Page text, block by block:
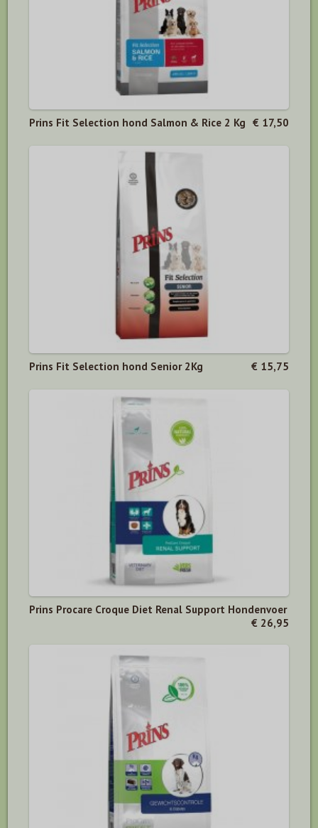
Prins Fit Selection hond Salmon & Rice 2 Kg € 17,50
Prins Fit Selection hond Senior 2Kg € 15,75
Prins Procare Croque Diet Renal Support Hondenvoer
€ 26,95